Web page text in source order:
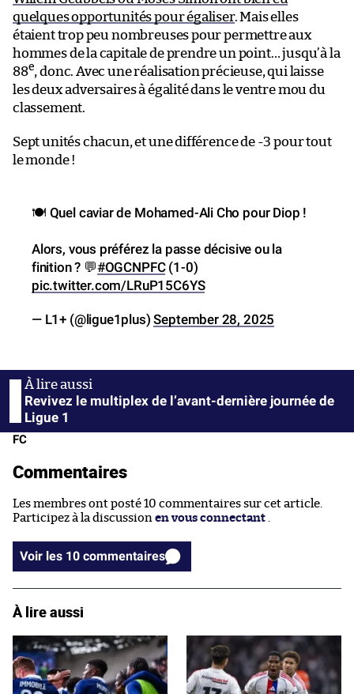
quelques opportunités pour égaliser. Mais elles
étaient trop peu nombreuses pour permettre aux
hommes de la capitale de prendre un point… jusqu’à la
88e, donc. Avec une réalisation précieuse, qui laisse
les deux adversaires à égalité dans le ventre mou du
classement.
Sept unités chacun, et une différence de -3 pour tout
le monde !
🍽️ Quel caviar de Mohamed-Ali Cho pour Diop !
Alors, vous préférez la passe décisive ou la
finition ? 💬#OGCNPFC(1-0)
pic.twitter.com/LRuP15C6YS
— L1+ (@ligue1plus)September 28, 2025
Revivez le multiplex de l’avant-dernière journée de
Ligue 1
FC
Commentaires
Les membres ont posté 10 commentaires sur cet article.
Participez à la discussion en vous connectant .
Voir les 10 commentaires
À lire aussi